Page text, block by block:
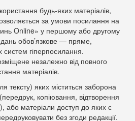
будь-яких матеріалів,
за умови посилання на
Online» у першому або другому
обов’язкове — пряме,
систем гіперпосилання.
незалежно від повного
матеріалів.
тексту) яких міститься заборона
копіювання, відтворення
або матеріали доступ до яких є
без згоди редакції.